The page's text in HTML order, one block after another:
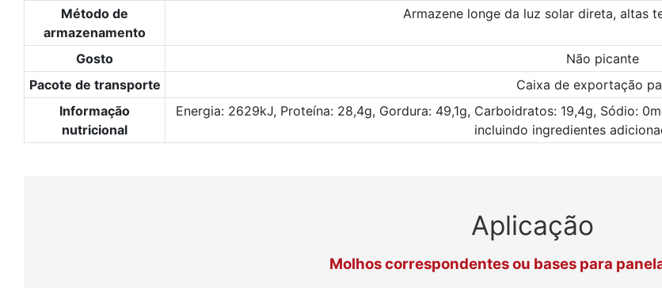
Método de
armazenamento
Armazene longe da luz solar direta, altas
Gosto
Não picante
Pacote de transporte
Caixa de exportação
Informação
nutricional
Energia: 2629kJ, Proteína: 28,4g, Gordura: 49,1g, Carboidratos: 19,4g, Sódio:
incluindo ingredientes
Aplicação
Molhos correspondentes ou bases para